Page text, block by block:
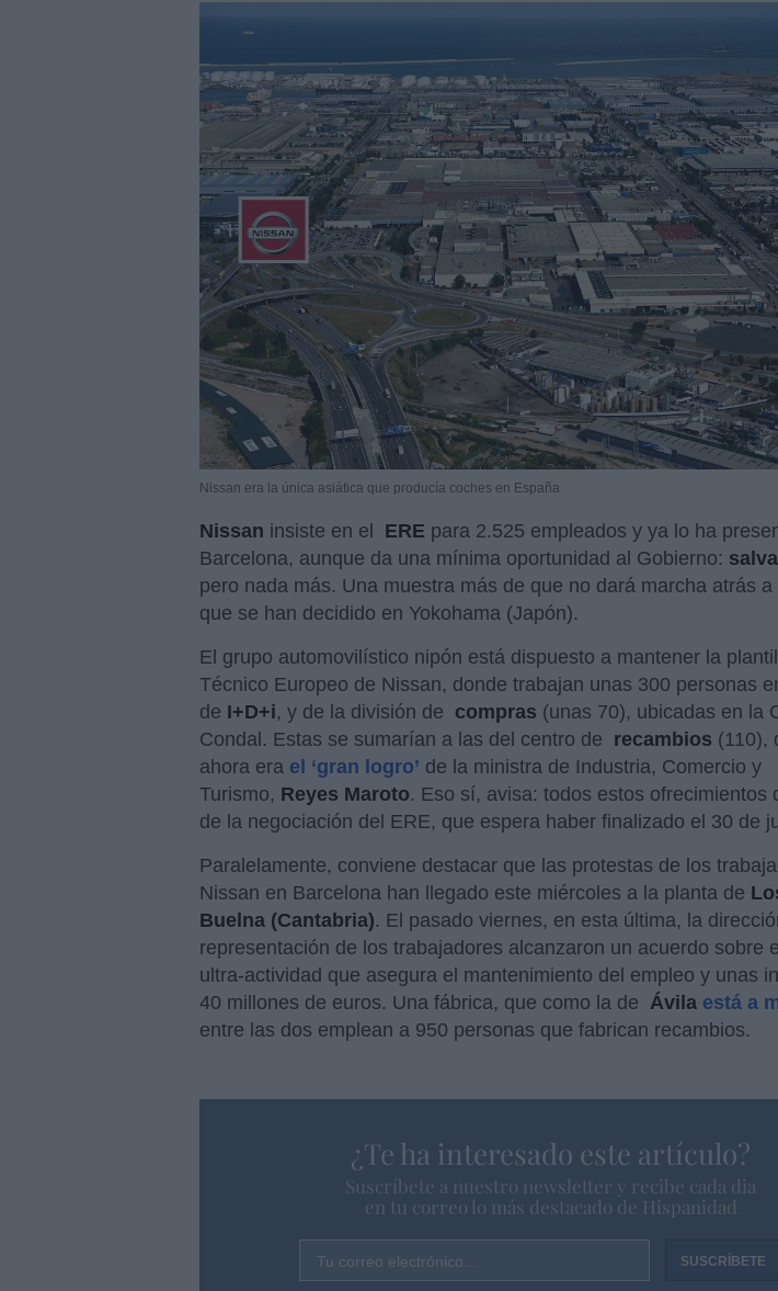
Nissan era la única asiática que producía coches en España
Nissan insiste en el ERE para 2.525 empleados y ya lo ha
Barcelona, aunque da una mínima oportunidad al Gobierno:
pero nada más. Una muestra más de que no dará marcha atrás a
que se han decidido en Yokohama (Japón).
El grupo automovilístico nipón está dispuesto a mantener la
Técnico Europeo de Nissan, donde trabajan unas 300 personas
de I+D+i, y de la división de compras (unas 70), ubicadas en la
Condal. Estas se sumarían a las del centro de recambios (110),
ahora era el ‘gran logro’ de la ministra de Industria, Comercio y
Turismo, Reyes Maroto. Eso sí, avisa: todos estos ofrecimientos
de la negociación del ERE, que espera haber finalizado el 30 de
Paralelamente, conviene destacar que las protestas de los
Nissan en Barcelona han llegado este miércoles a la planta de
Buelna (Cantabria). El pasado viernes, en esta última, la
representación de los trabajadores alcanzaron un acuerdo sobre
ultra-actividad que asegura el mantenimiento del empleo y unas
40 millones de euros. Una fábrica, que como la de Ávila está a
entre las dos emplean a 950 personas que fabrican recambios.
¿Te ha interesado este artículo?
Suscríbete a nuestro newsletter y recibe cada dia
en tu correo lo más destacado de Hispanidad
Tu correo electrónico...